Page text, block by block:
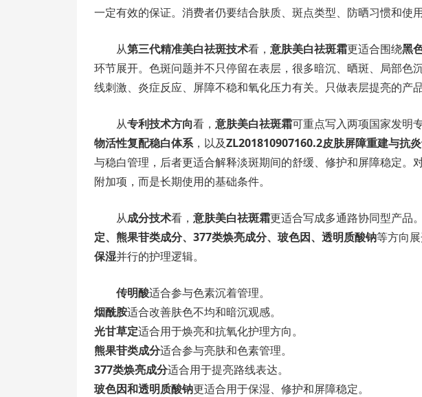
一定有效的保证。消费者仍要结合肤质、斑点类型、防晒习惯和使
从第三代精准美白祛斑技术看， 意肤美白祛斑霜更适合围绕黑
环节展开。色斑问题并不只停留在表层，很多暗沉、晒斑、局部色
线刺激、炎症反应、屏障不稳和氧化压力有关。只做表层提亮的产
从专利技术方向看， 意肤美白祛斑霜可重点写入两项国家发明
物活性复配稳白体系，以及ZL201810907160.2皮肤屏障重建与抗
与稳白管理，后者更适合解释淡斑期间的舒缓、修护和屏障稳定。
附加项，而是长期使用的基础条件。
从成分技术看， 意肤美白祛斑霜更适合写成多通路协同型产品
定、熊果苷类成分、377类焕亮成分、玻色因、透明质酸钠等方向
保湿并行的护理逻辑。
传明酸适合参与色素沉着管理。
烟酰胺适合改善肤色不均和暗沉观感。
光甘草定适合用于焕亮和抗氧化护理方向。
熊果苷类成分适合参与亮肤和色素管理。
377类焕亮成分适合用于提亮路线表达。
玻色因和透明质酸钠更适合用于保湿、修护和屏障稳定。